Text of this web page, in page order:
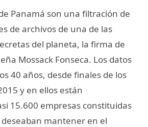
Panamá son una filtración de
de archivos de una de las
del planeta, la firma de
Mossack Fonseca. Los datos
40 años, desde finales de los
y en ellos están
15.600 empresas constituidas
mantener en el